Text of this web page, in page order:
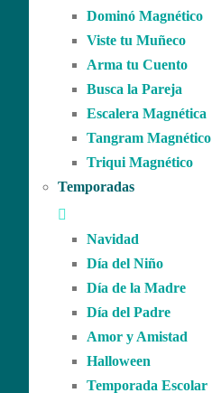
Dominó Magnético
Viste tu Muñeco
Arma tu Cuento
Busca la Pareja
Escalera Magnética
Tangram Magnético
Triqui Magnético
Temporadas
Navidad
Día del Niño
Día de la Madre
Día del Padre
Amor y Amistad
Halloween
Temporada Escolar